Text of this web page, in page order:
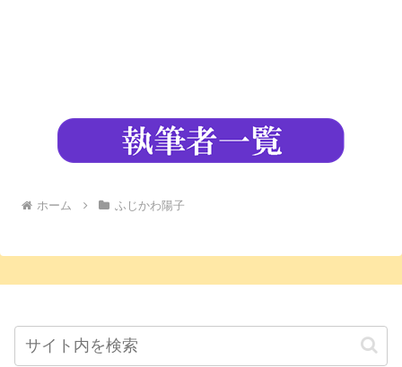
ホーム ふじかわ陽子